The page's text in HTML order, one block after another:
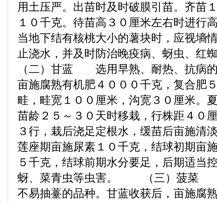
用土压严。出苗时及时破膜引苗。齐苗
１０千克。待苗高３０厘米左右时进行
当地下结有核桃大小的薯块时，应视墒
止浇水，并及时防治晚疫病、蚜虫、
（二）甘蓝 选用早熟、耐热、抗病
亩施腐熟有机肥４０００千克，复合肥
畦，畦宽１００厘米，沟宽３０厘米。
苗龄２５～３０天时移栽，行株距４０
３行，栽后浇足定根水，缓苗后亩施清
莲座期亩施尿素１０千克，结球初期亩
５千克，结球前期水分要足，后期适当
蚜、菜青虫等虫害。 （三）菠菜
不易抽薹的品种。甘蓝收获后，亩施腐